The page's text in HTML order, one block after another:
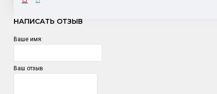
НАПИСАТЬ ОТЗЫВ
Ваше имя:
Ваш отзыв